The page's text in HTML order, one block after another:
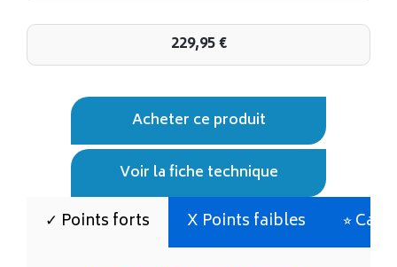
229,95€
Acheter ce produit
Voir la fiche technique
✓ Points forts X Points faibles ⭐︎